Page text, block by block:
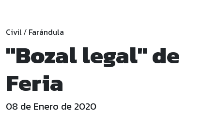
Civil/ Farándula
"Bozal legal" de
Feria
08 de Enero de 2020